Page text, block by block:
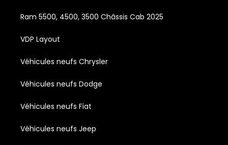
Ram 5500, 4500, 3500 Châssis Cab 2025
VDP Layout
Véhicules neufs Chrysler
Véhicules neufs Dodge
Véhicules neufs Fiat
Véhicules neufs Jeep